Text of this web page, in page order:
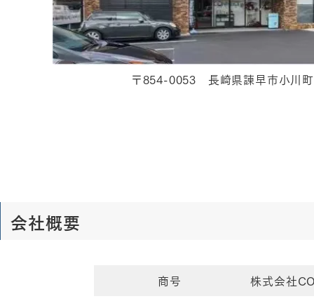
〒854-0053 長崎県諫早市小川
会社概要
商号
株式会社